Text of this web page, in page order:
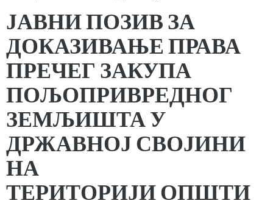
ЈАВНИ ПОЗИВ ЗА
ДОКАЗИВАЊЕ ПРАВА
ПРЕЧЕГ ЗАКУПА
ПОЉОПРИВРЕДНОГ
ЗЕМЉИШТА У
ДРЖАВНОЈ СВОЈИНИ
НА
ТЕРИТОРИЈИОПШТИ